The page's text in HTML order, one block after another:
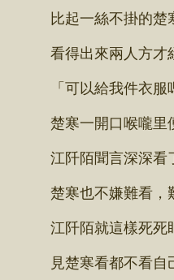
比起一絲不掛的楚寒
看得出來兩人方才經
「可以給我件衣服
楚寒一開口喉嚨里便
江阡陌聞言深深看了
楚寒也不嫌難看，
江阡陌就這樣死死盯
見楚寒看都不看自己